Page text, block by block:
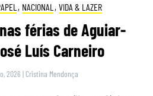
, NACIONAL , VIDA & LAZER
férias de Aguiar-
Luís Carneiro
2026 | Cristina Mendonça